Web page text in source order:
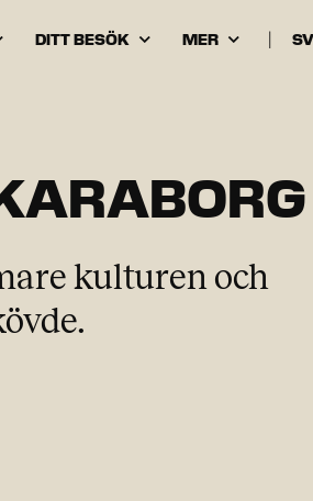
DITT BESÖK MER
Välj
kulturen och